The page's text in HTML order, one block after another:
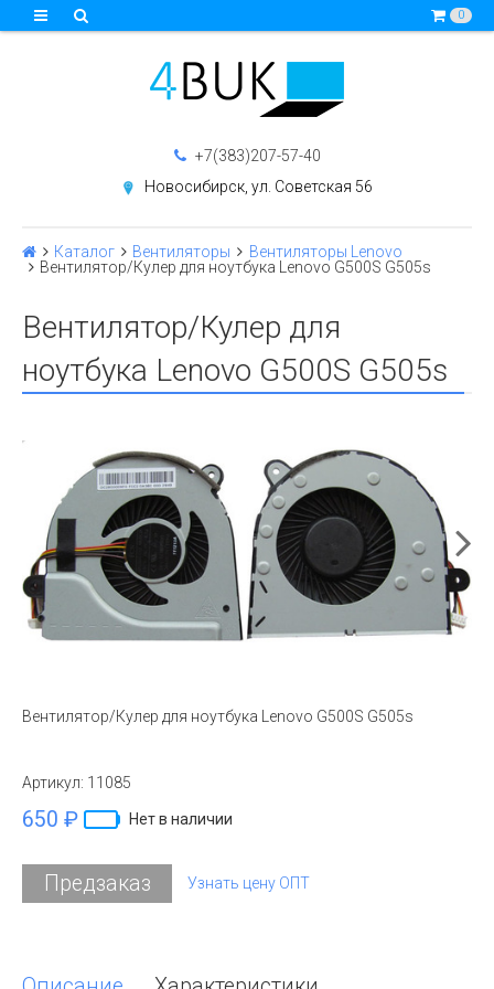
0
+7(383)207-57-40
Новосибирск, ул. Советская 56
Каталог Вентиляторы
Вентиляторы Lenovo
Вентилятор/Кулер для ноутбука Lenovo G500S G505s
Вентилятор/Кулер для
ноутбука Lenovo G500S G505s
Вентилятор/Кулер для ноутбука Lenovo G500S G505s
Артикул: 11085
650 ₽ Нет в наличии
Предзаказ Узнать цену ОПТ